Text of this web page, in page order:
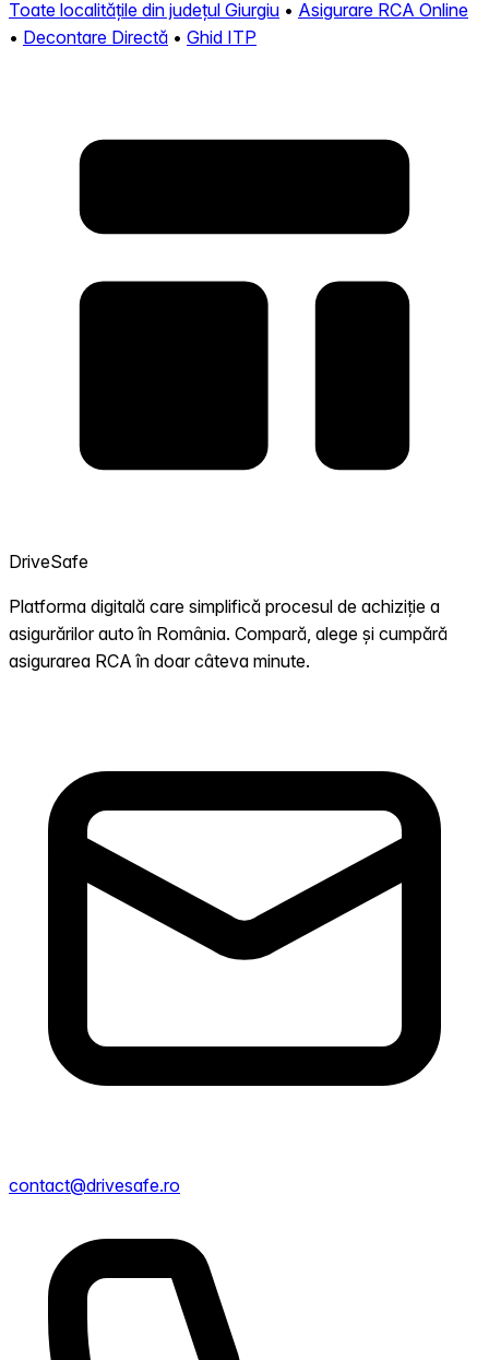
Toate localitățile din județul Giurgiu • Asigurare RCA Online
• Decontare Directă • Ghid ITP
DriveSafe
Platforma digitală care simplifică procesul de achiziție a
asigurărilor auto în România. Compară, alege și cumpără
asigurarea RCA în doar câteva minute.
contact@drivesafe.ro